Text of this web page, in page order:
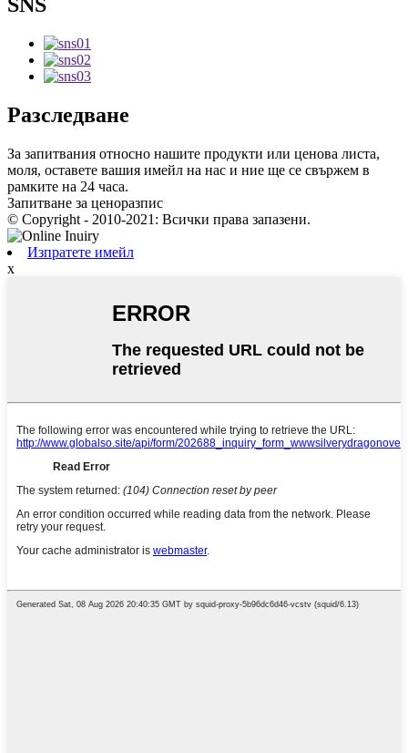
Разследване
За запитвания относно нашите продукти или ценова листа,
моля, оставете вашия имейл на нас и ние ще се свържем в
рамките на 24 часа.
Запитване за ценоразпис
© Copyright - 2010-2021: Всички права запазени.
Изпратете имейл
x